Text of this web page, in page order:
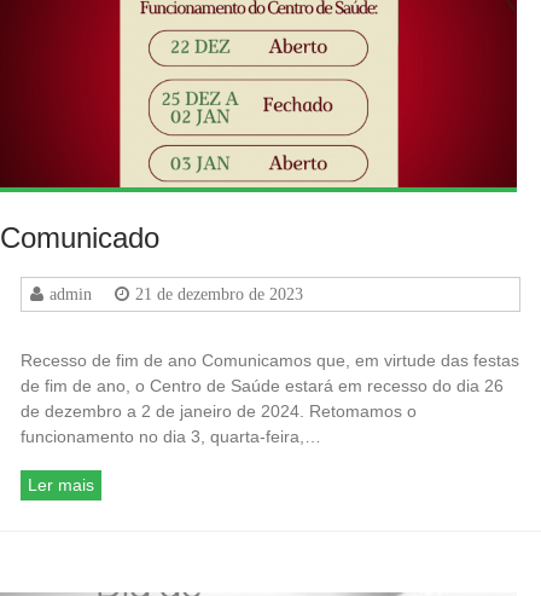
Comunicado
admin 21 de dezembro de 2023
Recesso de fim de ano Comunicamos que, em virtude das festas
de fim de ano, o Centro de Saúde estará em recesso do dia 26
de dezembro a 2 de janeiro de 2024. Retomamos o
funcionamento no dia 3, quarta-feira,…
Ler mais